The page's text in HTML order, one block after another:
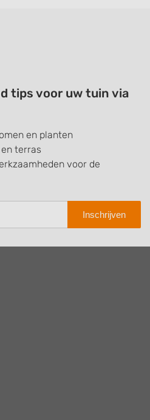
tips voor uw tuin via
en planten
terras
voor de
Inschrijven